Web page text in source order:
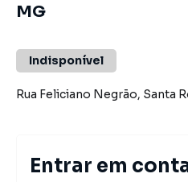
MG
Indisponível
Rua Feliciano Negrão, Santa
Entrar em